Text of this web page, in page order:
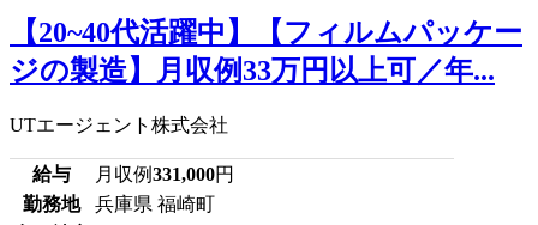
【20~40代活躍中】【フィルムパッケー
ジの製造】月収例33万円以上可／年...
UTエージェント株式会社
給与 月収例331,000円
勤務地
兵庫県 福崎町